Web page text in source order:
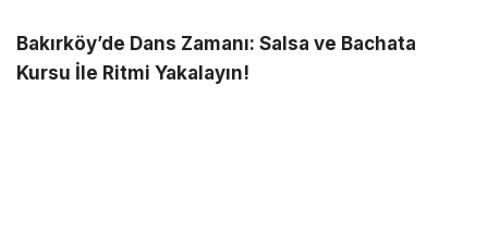
Bakırköy’de Dans Zamanı: Salsa ve Bachata
Kursu İle Ritmi Yakalayın!